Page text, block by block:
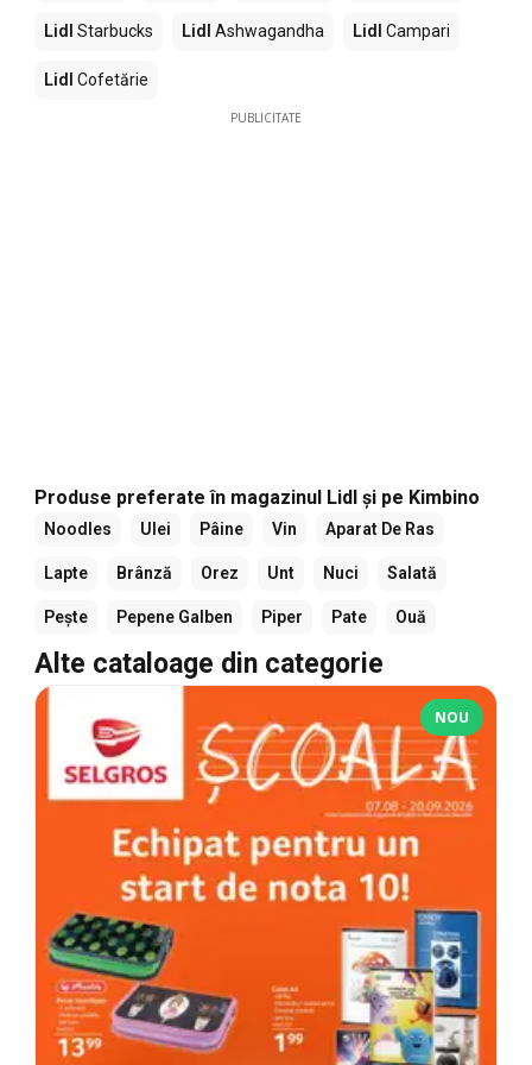
Lidl Starbucks Lidl Ashwagandha Lidl Campari
Lidl Cofetărie
PUBLICITATE
Produse preferate în magazinul Lidl și pe Kimbino
Noodles Ulei Pâine Vin Aparat De Ras
Lapte Brânză Orez Unt Nuci Salată
Pește Pepene Galben Piper Pate Ouă
Alte cataloage din categorie
NOU